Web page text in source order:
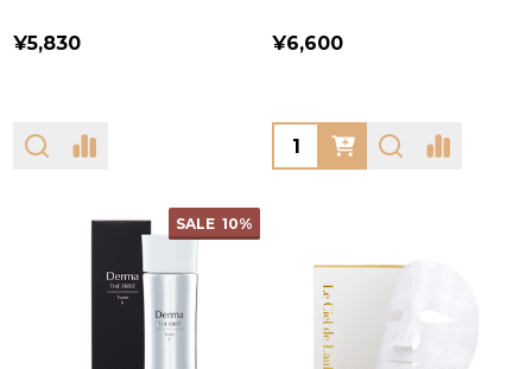
¥5,830 ¥6,600
Quantity:
SALE 10%